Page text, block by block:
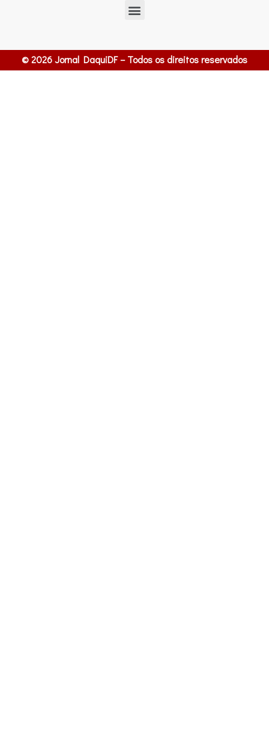
© 2026 Jornal DaquiDF – Todos os direitos reservados